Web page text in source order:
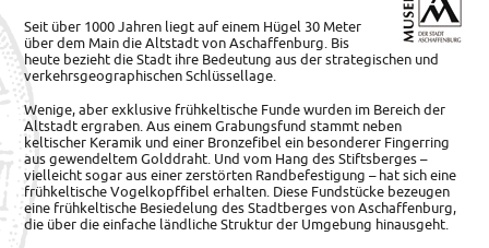
Seit über 1000 Jahren liegt auf einem Hügel 30 Meter
über dem Main die Altstadt von Aschaffenburg. Bis
heute bezieht die Stadt ihre Bedeutung aus der strategischen und
verkehrsgeographischen Schlüssellage.
Wenige, aber exklusive frühkeltische Funde wurden im Bereich der
Altstadt ergraben. Aus einem Grabungsfund stammt neben
keltischer Keramik und einer Bronzefibel ein besonderer Fingerring
aus gewendeltem Golddraht. Und vom Hang des Stiftsberges –
vielleicht sogar aus einer zerstörten Randbefestigung – hat sich eine
frühkeltische Vogelkopffibel erhalten. Diese Fundstücke bezeugen
eine frühkeltische Besiedelung des Stadtberges von Aschaffenburg,
die über die einfache ländliche Struktur der Umgebung hinausgeht.